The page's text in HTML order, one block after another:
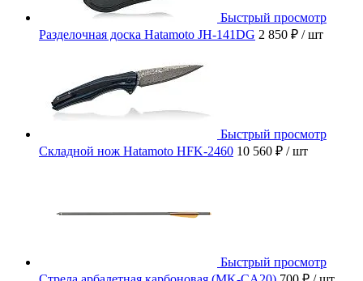
Быстрый просмотр
Разделочная доска Hatamoto JH-141DG 2 850 ₽ / шт
Быстрый просмотр
Складной нож Hatamoto HFK-2460 10 560 ₽ / шт
Быстрый просмотр